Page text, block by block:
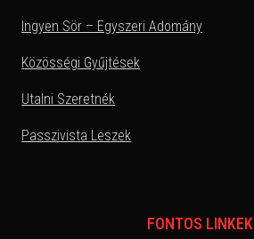
Ingyen Sör – Egyszeri Adomány
Közösségi Gyűjtések
Utalni Szeretnék
Passzivista Leszek
FONTOS LINKEK